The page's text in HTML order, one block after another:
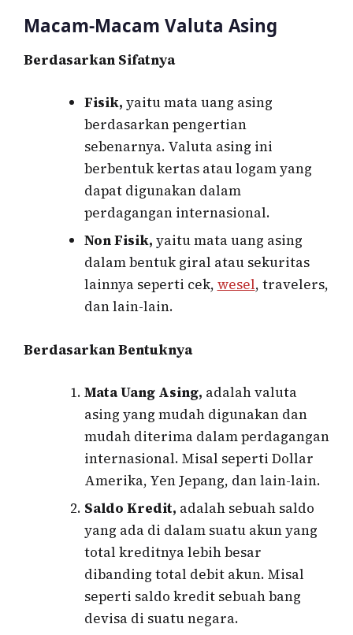
Macam-Macam Valuta Asing
Berdasarkan Sifatnya
Fisik, yaitu mata uang asing
berdasarkan pengertian
sebenarnya. Valuta asing ini
berbentuk kertas atau logam yang
dapat digunakan dalam
perdagangan internasional.
Non Fisik, yaitu mata uang asing
dalam bentuk giral atau sekuritas
lainnya seperti cek, wesel, travelers,
dan lain-lain.
Berdasarkan Bentuknya
Mata Uang Asing, adalah valuta
asing yang mudah digunakan dan
mudah diterima dalam perdagangan
internasional. Misal seperti Dollar
Amerika, Yen Jepang, dan lain-lain.
Saldo Kredit, adalah sebuah saldo
yang ada di dalam suatu akun yang
total kreditnya lebih besar
dibanding total debit akun. Misal
seperti saldo kredit sebuah bang
devisa di suatu negara.